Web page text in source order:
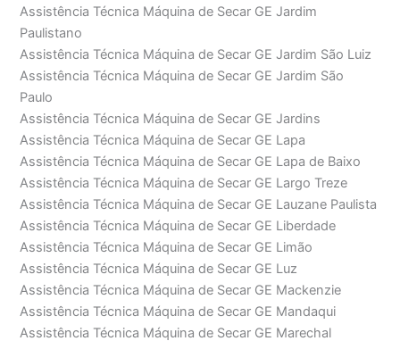
Assistência Técnica Máquina de Secar GE Jardim
Paulistano
Assistência Técnica Máquina de Secar GE Jardim São Luiz
Assistência Técnica Máquina de Secar GE Jardim São
Paulo
Assistência Técnica Máquina de Secar GE Jardins
Assistência Técnica Máquina de Secar GE Lapa
Assistência Técnica Máquina de Secar GE Lapa de Baixo
Assistência Técnica Máquina de Secar GE Largo Treze
Assistência Técnica Máquina de Secar GE Lauzane Paulista
Assistência Técnica Máquina de Secar GE Liberdade
Assistência Técnica Máquina de Secar GE Limão
Assistência Técnica Máquina de Secar GE Luz
Assistência Técnica Máquina de Secar GE Mackenzie
Assistência Técnica Máquina de Secar GE Mandaqui
Assistência Técnica Máquina de Secar GE Marechal